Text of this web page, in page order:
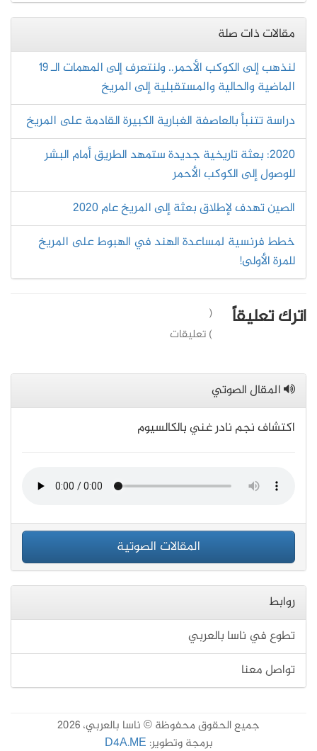
مقالات ذات صلة
لنذهب إلى الكوكب الأحمر.. ولنتعرف إلى المهمات الـ 19
الماضية والحالية والمستقبلية إلى المريخ
دراسة تتنبأ بالعاصفة الغبارية الكبيرة القادمة على المريخ
2020: بعثة تاريخية جديدة ستمهد الطريق أمام البشر
للوصول إلى الكوكب الأحمر
الصين تهدف لإطلاق بعثة إلى المريخ عام 2020
خطط فرنسية لمساعدة الهند في الهبوط على المريخ
للمرة الأولى!
اترك تعليقاً
(
) تعليقات
المقال الصوتي
اكتشاف نجم نادر غني بالكالسيوم
المقالات الصوتية
روابط
تطوع في ناسا بالعربي
تواصل معنا
جميع الحقوق محفوظة © ناسا بالعربي، 2026
برمجة وتطوير: D4A.ME